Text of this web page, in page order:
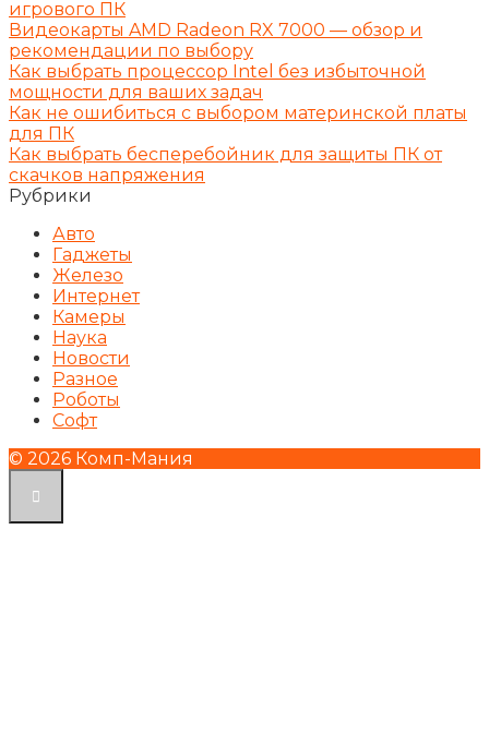
игрового ПК
Видеокарты AMD Radeon RX 7000 — обзор и
рекомендации по выбору
Как выбрать процессор Intel без избыточной
мощности для ваших задач
Как не ошибиться с выбором материнской платы
для ПК
Как выбрать бесперебойник для защиты ПК от
скачков напряжения
Рубрики
Авто
Гаджеты
Железо
Интернет
Камеры
Наука
Новости
Разное
Роботы
Софт
© 2026 Комп-Мания